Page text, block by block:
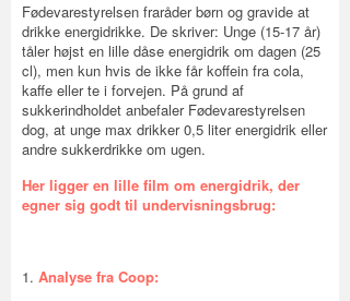
Fødevarestyrelsen fraråder børn og gravide at
drikke energidrikke. De skriver: Unge (15-17 år)
tåler højst en lille dåse energidrik om dagen (25
cl), men kun hvis de ikke får koffein fra cola,
kaffe eller te i forvejen. På grund af
sukkerindholdet anbefaler Fødevarestyrelsen
dog, at unge max drikker 0,5 liter energidrik eller
andre sukkerdrikke om ugen.
Her ligger en lille film om energidrik, der
egner sig godt til undervisningsbrug:
1. Analyse fra Coop: